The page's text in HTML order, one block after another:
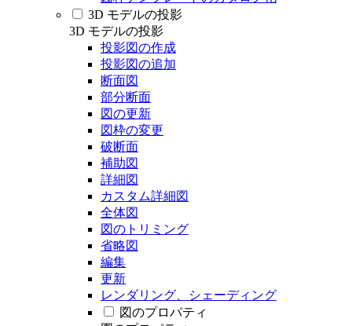
3D モデルの投影
3D モデルの投影
投影図の作成
投影図の追加
断面図
部分断面
図の更新
図枠の変更
破断面
補助図
詳細図
カスタム詳細図
全体図
図のトリミング
省略図
編集
更新
レンダリング、シェーディング
図のプロパティ